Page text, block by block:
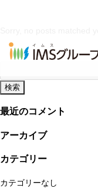
Sorry, no posts matched
索:
最近のコメント
アーカイブ
カテゴリー
カテゴリーなし